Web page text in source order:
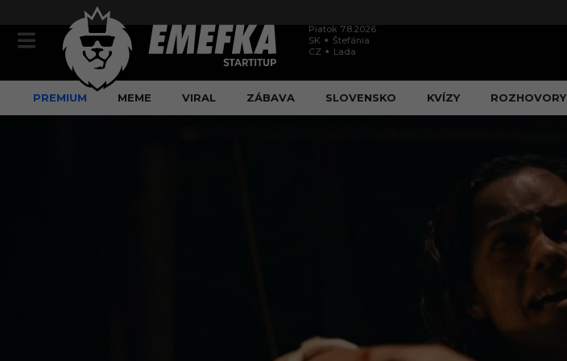
Piatok 7.8.2026
SK
Štefánia
CZ
Lada
PREMIUM MEME VIRAL ZÁBAVA SLOVENSKO KVÍZY ROZHOVORY